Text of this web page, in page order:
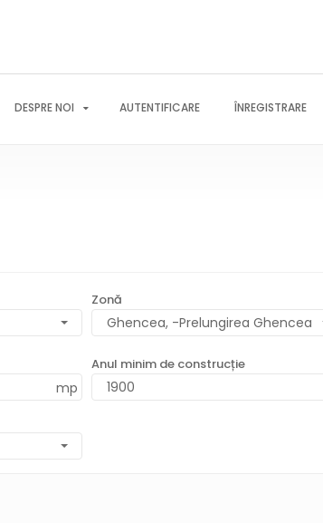
DESPRE NOI
Anonymous
AUTENTIFICARE ÎNREGISTRARE
Zonă
Ghencea, -Prelungirea Ghencea
Anul minim de construcție